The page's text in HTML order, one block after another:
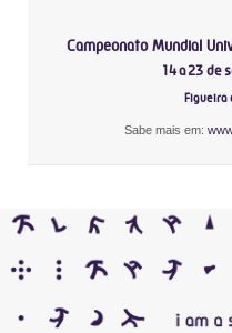
Campeonato Mundial
14 a 23 de
Figueira
Sabe mais em: